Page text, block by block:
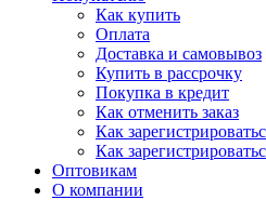
Как купить
Оплата
Доставка и самовывоз
Купить в рассрочку
Покупка в кредит
Как отменить заказ
Как
Как
Оптовикам
О компании